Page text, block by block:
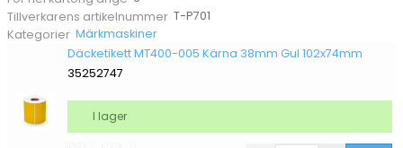
Tillverkarens artikelnummer T-P701
Kategorier Märkmaskiner
Däcketikett MT400-005 Kärna 38mm Gul 102x74mm
35252747
I lager